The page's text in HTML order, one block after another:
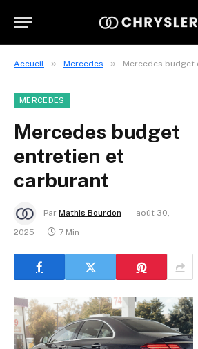
Accueil » Mercedes » Mercedes
MERCEDES
Mercedes budget
entretien et
carburant
Par Mathis Bourdon
août 30,
2025
7 Min